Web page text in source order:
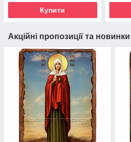
Купити
Акційні пропозиції та новинки